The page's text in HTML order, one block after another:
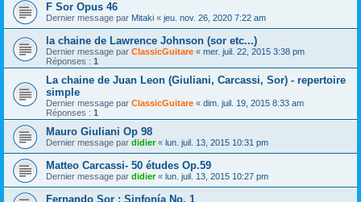
F Sor Opus 46
Dernier message par Mitaki « jeu. nov. 26, 2020 7:22 am
la chaine de Lawrence Johnson (sor etc...)
Dernier message par ClassicGuitare « mer. juil. 22, 2015 3:38 pm
Réponses : 1
La chaine de Juan Leon (Giuliani, Carcassi, Sor) - repertoire
simple
Dernier message par ClassicGuitare « dim. juil. 19, 2015 8:33 am
Réponses : 1
Mauro Giuliani Op 98
Dernier message par didier« lun. juil. 13, 2015 10:31 pm
Matteo Carcassi- 50 études Op.59
Dernier message par didier« lun. juil. 13, 2015 10:27 pm
Fernando Sor : Sinfonía No. 1